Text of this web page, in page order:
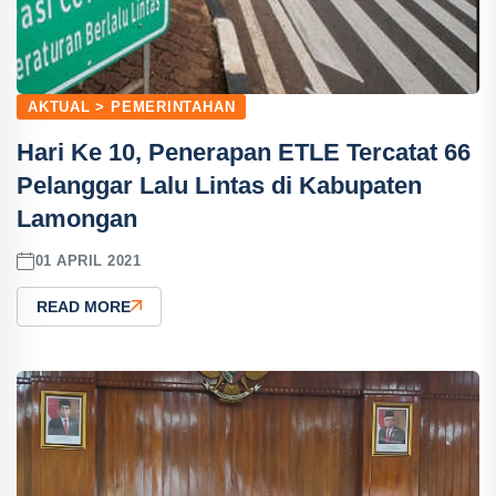
AKTUAL > PEMERINTAHAN
Hari Ke 10, Penerapan ETLE Tercatat 66
Pelanggar Lalu Lintas di Kabupaten
Lamongan
01 APRIL 2021
READ MORE